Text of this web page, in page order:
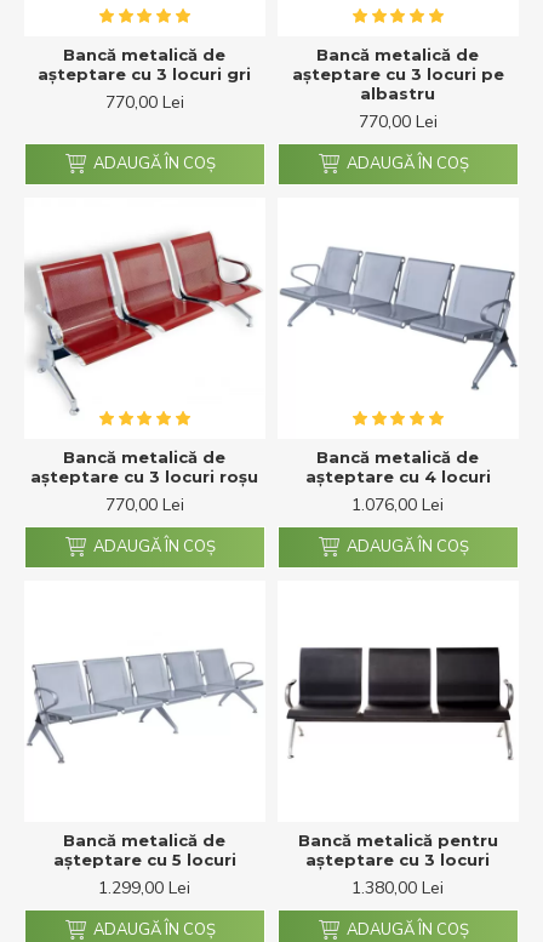
Bancă metalică de
așteptare cu 3 locuri gri
770,00 Lei
ADAUGĂ ÎN COŞ
Bancă metalică de
așteptare cu 3 locuri pe
albastru
770,00 Lei
ADAUGĂ ÎN COŞ
Bancă metalică de
așteptare cu 3 locuri roșu
770,00 Lei
ADAUGĂ ÎN COŞ
Bancă metalică de
așteptare cu 4 locuri
1.076,00 Lei
ADAUGĂ ÎN COŞ
Bancă metalică de
așteptare cu 5 locuri
1.299,00 Lei
ADAUGĂ ÎN COŞ
Bancă metalică pentru
așteptare cu 3 locuri
1.380,00 Lei
ADAUGĂ ÎN COŞ